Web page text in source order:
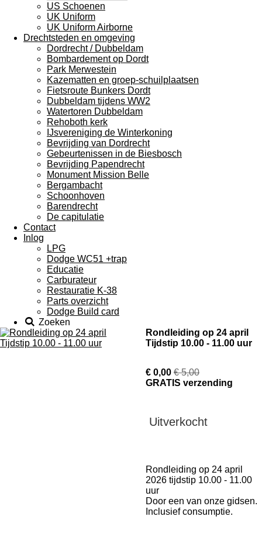
US Schoenen
UK Uniform
UK Uniform Airborne
Drechtsteden en omgeving
Dordrecht / Dubbeldam
Bombardement op Dordt
Park Merwestein
Kazematten en groep-schuilplaatsen
Fietsroute Bunkers Dordt
Dubbeldam tijdens WW2
Watertoren Dubbeldam
Rehoboth kerk
IJsvereniging de Winterkoning
Bevrijding van Dordrecht
Gebeurtenissen in de Biesbosch
Bevrijding Papendrecht
Monument Mission Belle
Bergambacht
Schoonhoven
Barendrecht
De capitulatie
Contact
Inlog
LPG
Dodge WC51 +trap
Educatie
Carburateur
Restauratie K-38
Parts overzicht
Dodge Build card
Zoeken
Rondleiding op 24 april
Tijdstip 10.00 - 11.00 uur
€ 0,00 € 5,00
GRATIS verzending
Uitverkocht
Rondleiding op 24 april
2026 tijdstip 10.00 - 11.00
uur
Door een van onze gidsen.
Inclusief consumptie.